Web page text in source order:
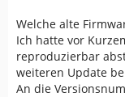
Welche alte
Ich hatte vor
reproduzierbar
weiteren Update
An die